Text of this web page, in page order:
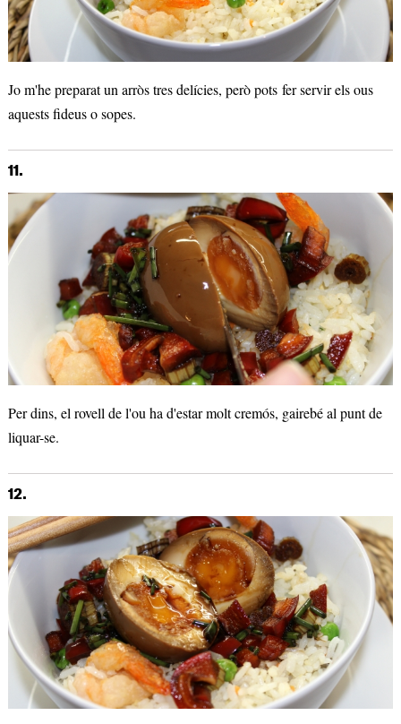
Jo m'he preparat un arròs tres delícies, però pots fer servir els ous
aquests fideus o sopes.
11.
Per dins, el rovell de l'ou ha d'estar molt cremós, gairebé al punt de
liquar-se.
12.